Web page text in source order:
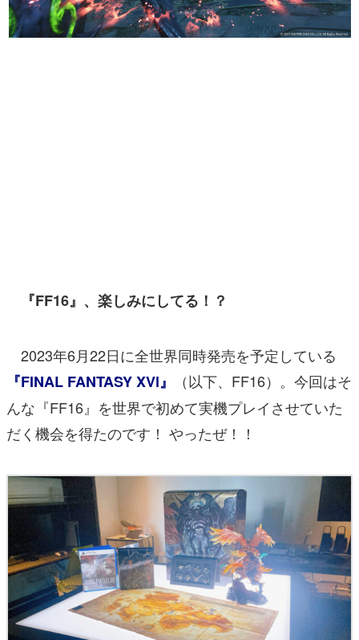
なんでゲームは面白い？
アプリレビュー
電ファミニコゲーマーとは？
運営：株式会社マレ
『FF16』、楽しみにしてる！？
2023年6月22日に全世界同時発売を予定している
『FINAL FANTASY XVl』
（以下、FF16）。今回はそ
んな『FF16』を世界で初めて実機プレイさせていた
だく機会を得たのです！ やったぜ！！